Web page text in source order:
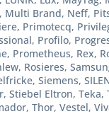
Multi Brand, Neff,
Primotecq,
Profilo,
Prometheus, Rex,
Rosieres,
Siemens,
Stiebel Eltron, Teka,
Thor, Vestel,